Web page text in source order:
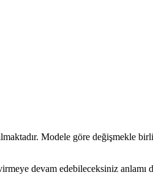
Modele göre değişmekle
devam edebileceksiniz anlamı